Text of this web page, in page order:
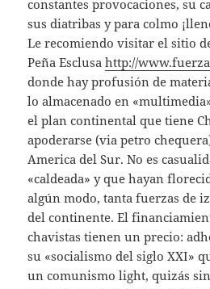
constantes provocaciones, su
sus diatribas y para colmo
Le recomiendo visitar el sitio
Peña Esclusahttp://
donde hay profusión de
lo almacenado en
el plan continental que tiene
apoderarse (via petro
America del Sur. No es
«caldeada» y que hayan
algún modo, tanta fuerzas de
del continente. El
chavistas tienen un precio:
su «socialismo del siglo XXI»
un comunismo light, quizás